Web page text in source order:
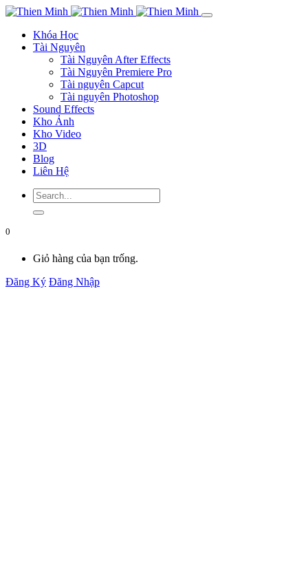
Khóa Học
Tài Nguyên
Tài Nguyên After Effects
Tài Nguyên Premiere Pro
Tài nguyên Capcut
Tài nguyên Photoshop
Sound Effects
Kho Ảnh
Kho Video
3D
Blog
Liên Hệ
0
Giỏ hàng của bạn trống.
Đăng Ký Đăng Nhập